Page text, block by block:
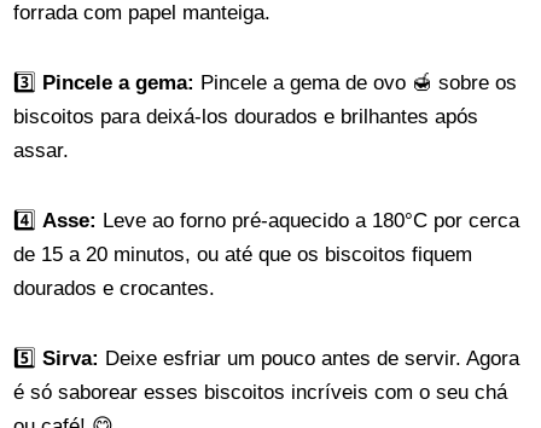
forrada com papel manteiga.
3️⃣ Pincele a gema: Pincele a gema de ovo 🍯 sobre os
biscoitos para deixá-los dourados e brilhantes após
assar.
4️⃣Asse: Leve ao forno pré-aquecido a 180°C por cerca
de 15 a 20 minutos, ou até que os biscoitos fiquem
dourados e crocantes.
5️⃣Sirva: Deixe esfriar um pouco antes de servir. Agora
é só saborear esses biscoitos incríveis com o seu chá